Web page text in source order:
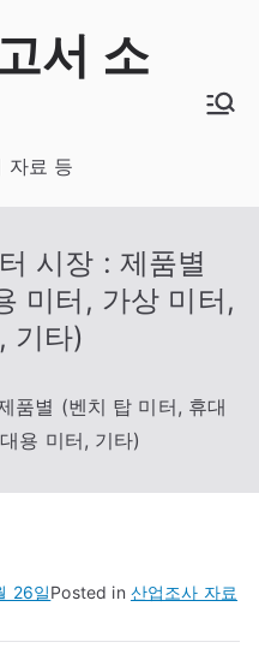
서 소
자료 등
시장 : 제품별
미터, 가상 미터,
기타)
품별 (벤치 탑 미터, 휴대
용 미터, 기타)
26일Posted in 산업조사 자료